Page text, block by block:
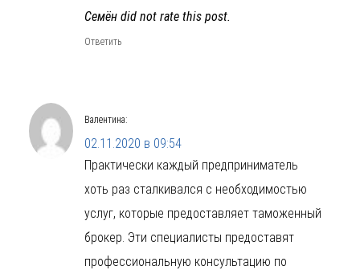
Семён did not rate this post.
Ответить
Валентина:
02.11.2020 в 09:54
Практически каждый предприниматель
хоть раз сталкивался с необходимостью
услуг, которые предоставляет таможенный
брокер. Эти специалисты предоставят
профессиональную консультацию по